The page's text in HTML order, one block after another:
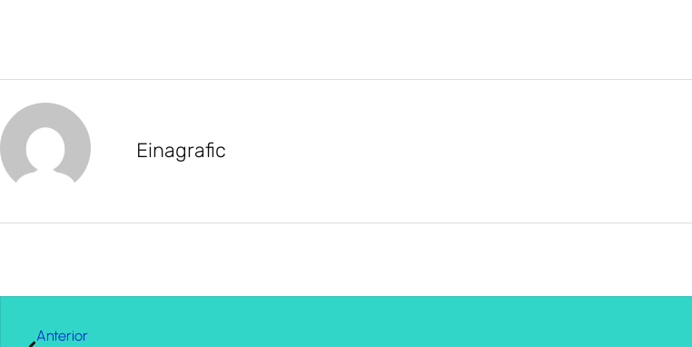
Einagrafic
Anterior